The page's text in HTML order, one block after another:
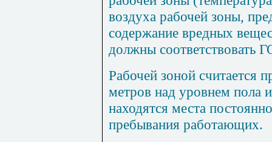
воздуха рабочей зоны,
содержание вредных
должны соответствовать
Рабочей зоной считается
метров над уровнем пола
находятся места
пребывания работающих.